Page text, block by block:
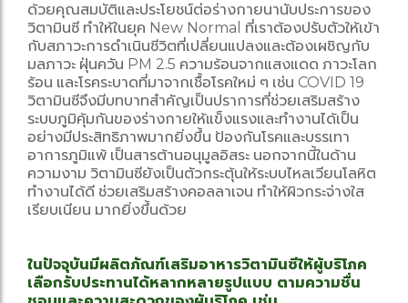
ด้วยคุณสมบัติและประโยชน์ต่อร่างกายนานับประการของ
วิตามินซี ทำให้ในยุค New Normal ที่เราต้องปรับตัวให้เข้า
กับสภาวะการดำเนินชีวิตที่เปลี่ยนแปลงและต้องเผชิญกับ
มลภาวะ ฝุ่นควัน PM 2.5 ความร้อนจากแสงแดด ภาวะโลก
ร้อน และโรคระบาดที่มาจากเชื้อโรคใหม่ ๆ เช่น COVID 19
วิตามินซีจึงมีบทบาทสำคัญเป็นปราการที่ช่วยเสริมสร้าง
ระบบภูมิคุ้มกันของร่างกายให้แข็งแรงและทำงานได้เป็น
อย่างมีประสิทธิภาพมากยิ่งขึ้น ป้องกันโรคและบรรเทา
อาการภูมิแพ้ เป็นสารต้านอนุมูลอิสระ นอกจากนี้ในด้าน
ความงาม วิตามินซียังเป็นตัวกระตุ้นให้ระบบไหลเวียนโลหิต
ทำงานได้ดี ช่วยเสริมสร้างคอลลาเจน ทำให้ผิวกระจ่างใส
เรียบเนียน มากยิ่งขึ้นด้วย
ในปัจจุบันมีผลิตภัณฑ์เสริมอาหารวิตามินซีให้ผู้บริโภค
เลือกรับประทานได้หลากหลายรูปแบบ ตามความชื่น